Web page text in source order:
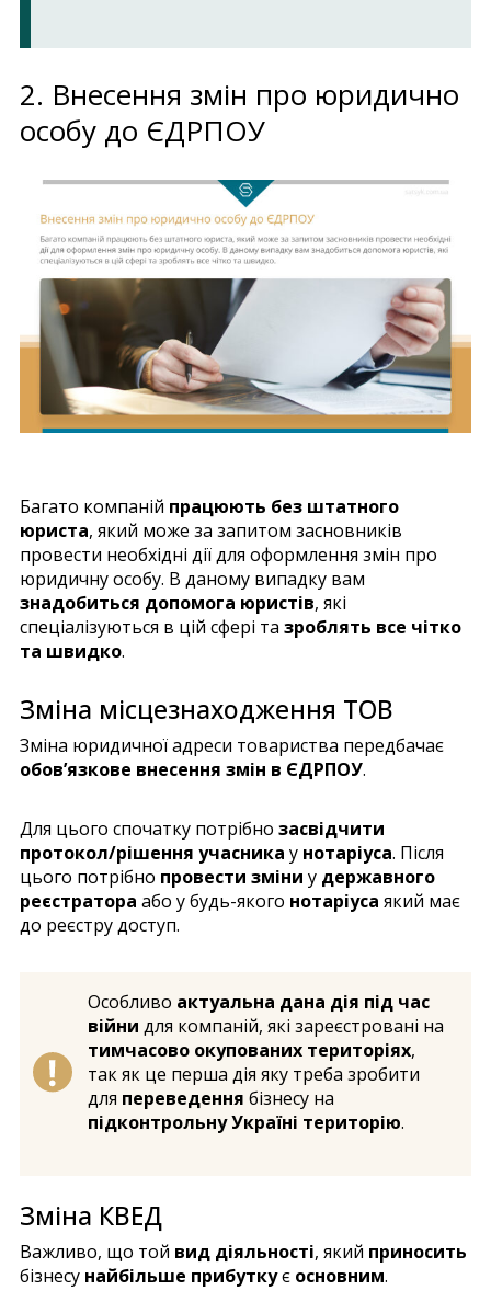
2. Внесення змін про юридично
особу до ЄДРПОУ
Багато компаній працюють без штатного
юриста, який може за запитом засновників
провести необхідні дії для оформлення змін про
юридичну особу. В даному випадку вам
знадобиться допомога юристів, які
спеціалізуються в цій сфері та зроблять все чітко
та швидко.
Зміна місцезнаходження ТОВ
Зміна юридичної адреси товариства передбачає
обов’язкове внесення змін в ЄДРПОУ.
Для цього спочатку потрібно засвідчити
протокол/рішення учасника у нотаріуса. Після
цього потрібно провести зміни у державного
реєстратора або у будь-якого нотаріуса який має
до реєстру доступ.
Особливо актуальна дана дія під час
війни для компаній, які зареєстровані на
тимчасово окупованих територіях,
так як це перша дія яку треба зробити
для переведення бізнесу на
підконтрольну Україні територію.
Зміна КВЕД
Важливо, що той вид діяльності, який приносить
бізнесу найбільше прибуткує основним.